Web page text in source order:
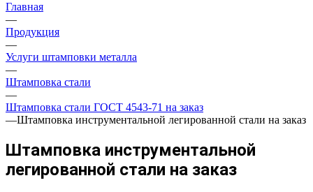
Главная
—
Продукция
—
Услуги штамповки металла
—
Штамповка стали
—
Штамповка стали ГОСТ 4543-71 на заказ
—Штамповка инструментальной легированной стали на заказ
Штамповка инструментальной
легированной стали на заказ